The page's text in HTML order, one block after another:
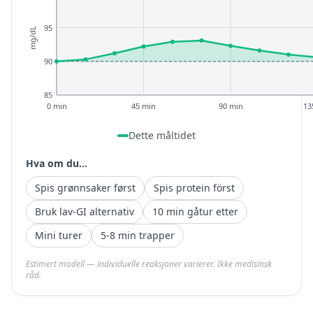
85
90
95
0 min 45 min 90 min
mg/dL
Dette måltidet
Hva om du...
Spis grønnsaker først
Spis protein först
Bruk lav-GI alternativ
10 min gåtur etter
Mini turer
5-8 min trapper
Estimert modell — individuelle reaksjoner varierer. Ikke medisinsk
råd.